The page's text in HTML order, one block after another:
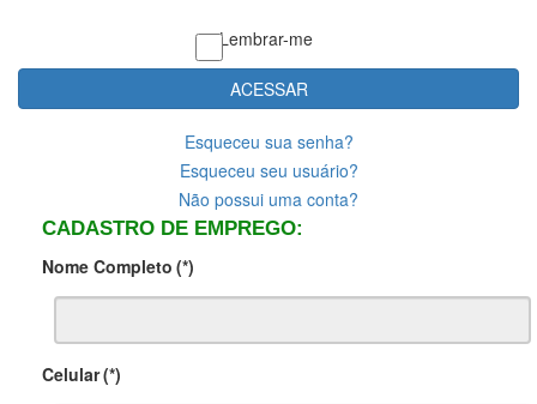
Lembrar-me
ACESSAR
Esqueceu sua senha?
Esqueceu seu usuário?
Não possui uma conta?
CADASTRO DE EMPREGO:
Nome Completo (*)
Celular(*)